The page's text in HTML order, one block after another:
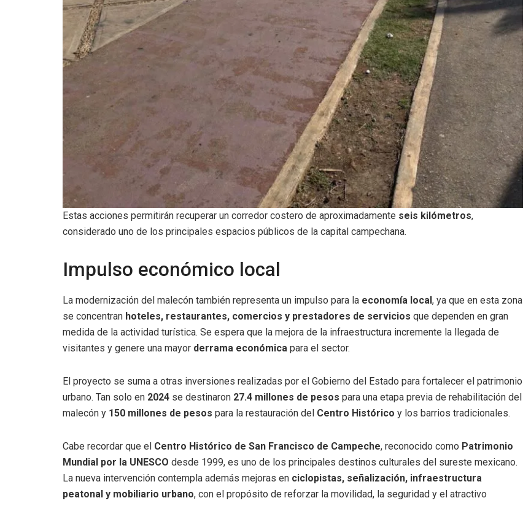
Estas acciones permitirán recuperar un corredor costero de aproximadamente seis kilómetros,
considerado uno de los principales espacios públicos de la capital campechana.
Impulso económico local
La modernización del malecón también representa un impulso para la economía local, ya que en esta zona
se concentran hoteles, restaurantes, comercios y prestadores de servicios que dependen en gran
medida de la actividad turística. Se espera que la mejora de la infraestructura incremente la llegada de
visitantes y genere una mayor derrama económica para el sector.
El proyecto se suma a otras inversiones realizadas por el Gobierno del Estado para fortalecer el patrimonio
urbano. Tan solo en 2024 se destinaron 27.4 millones de pesos para una etapa previa de rehabilitación del
malecón y 150 millones de pesos para la restauración del Centro Histórico y los barrios tradicionales.
Cabe recordar que el Centro Histórico de San Francisco de Campeche, reconocido como Patrimonio
Mundial por la UNESCO desde 1999, es uno de los principales destinos culturales del sureste mexicano.
La nueva intervención contempla además mejoras en ciclopistas, señalización, infraestructura
peatonal y mobiliario urbano, con el propósito de reforzar la movilidad, la seguridad y el atractivo